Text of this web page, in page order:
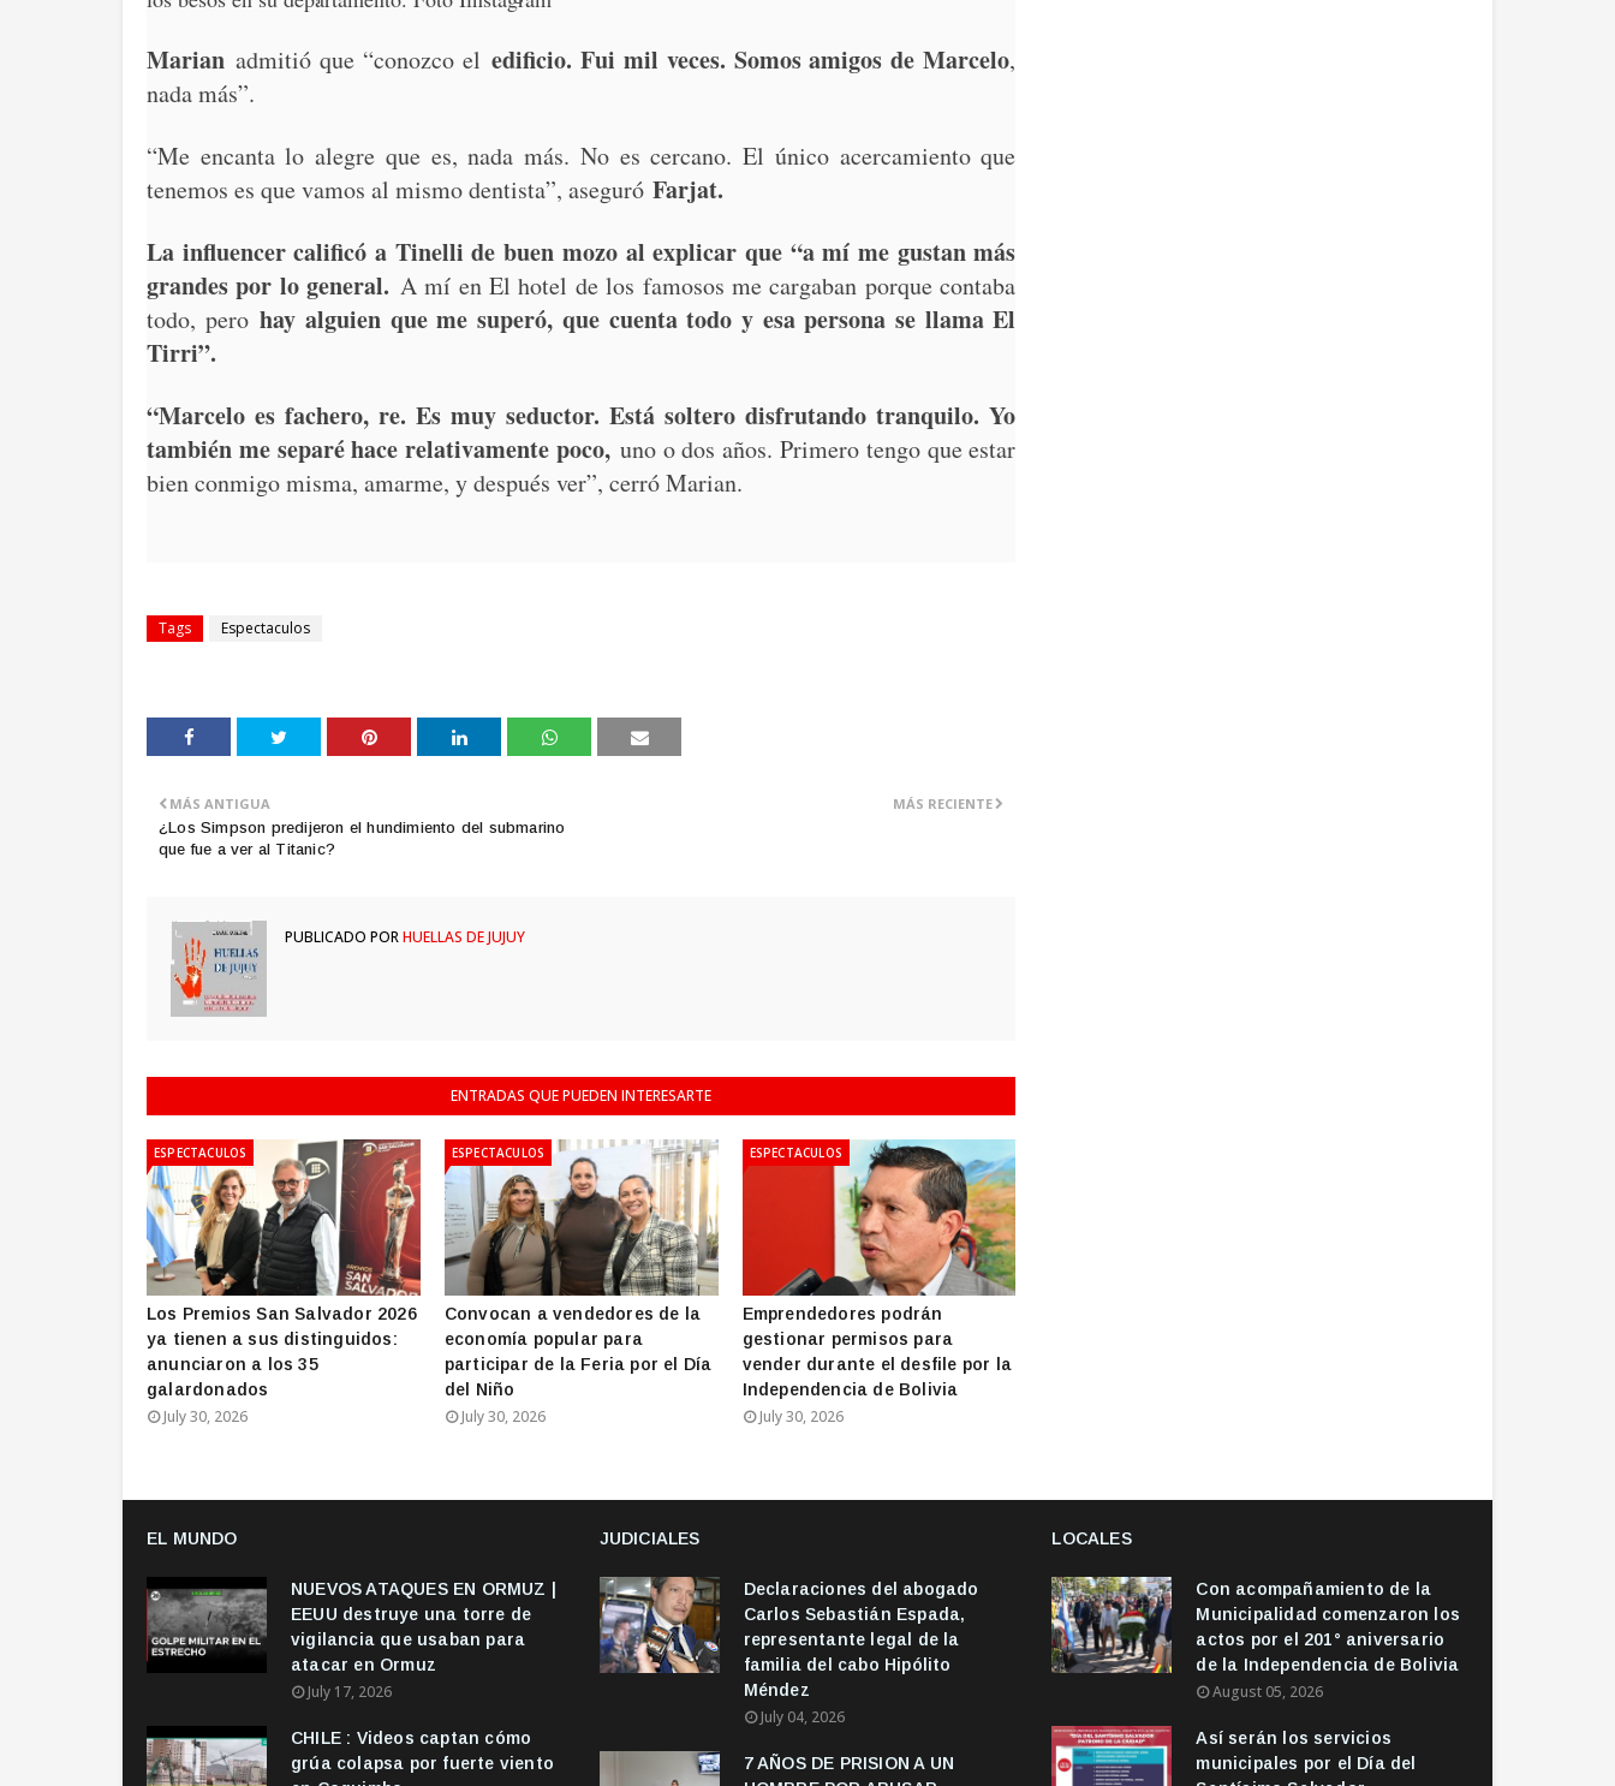
Marian admitió que “conozco el edificio. Fui mil veces. Somos amigos de Marcelo,
nada más”.
“Me encanta lo alegre que es, nada más. No es cercano. El único acercamiento que
tenemos es que vamos al mismo dentista”, aseguró Farjat.
La influencer calificó a Tinelli de buen mozo al explicar que “a mí me gustan más
grandes por lo general. A mí en El hotel de los famosos me cargaban porque contaba
todo, perohay alguien que me superó, que cuenta todo y esa persona se llama El
Tirri”.
“Marcelo es fachero, re. Es muy seductor. Está soltero disfrutando tranquilo. Yo
también me separé hace relativamente poco, uno o dos años. Primero tengo que estar
bien conmigo misma, amarme, y después ver”, cerró Marian.
Tags Espectaculos
MÁS RECIENTE
MÁS ANTIGUA
¿Los Simpson predijeron el hundimiento del submarino
que fue a ver al Titanic?
PUBLICADO PORHUELLAS DE JUJUY
ENTRADAS QUE PUEDEN INTERESARTE
ESPECTACULOS
Los Premios San Salvador 2026
ya tienen a sus distinguidos:
anunciaron a los 35
galardonados
July 30, 2026
ESPECTACULOS
Convocan a vendedores de la
economía popular para
participar de la Feria por el Día
del Niño
July 30, 2026
ESPECTACULOS
Emprendedores podrán
gestionar permisos para
vender durante el desfile por la
Independencia de Bolivia
July 30, 2026
EL MUNDO
NUEVOS ATAQUES EN ORMUZ |
EEUU destruye una torre de
vigilancia que usaban para
atacar en Ormuz
July 17, 2026
CHILE : Videos captan cómo
grúa colapsa por fuerte viento
JUDICIALES
Declaraciones del abogado
Carlos Sebastián Espada,
representante legal de la
familia del cabo Hipólito
Méndez
July 04, 2026
7 AÑOS DE PRISION A UN
LOCALES
Con acompañamiento de la
Municipalidad comenzaron los
actos por el 201° aniversario
de la Independencia de Bolivia
August 05, 2026
Así serán los servicios
municipales por el Día del